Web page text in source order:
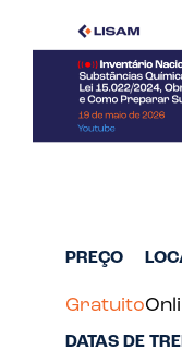
PREÇO
Gratuito
DATAS DE